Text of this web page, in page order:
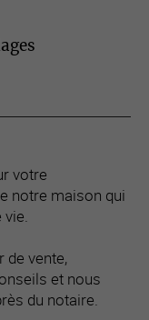
votre
notre maison qui
vie.
de vente,
et nous
du notaire.